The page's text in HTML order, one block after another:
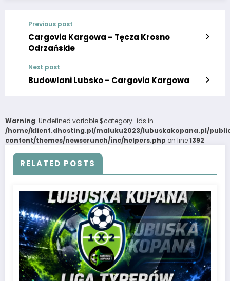
Previous post
Cargovia Kargowa – Tęcza Krosno
Odrzańskie
Next post
Budowlani Lubsko – Cargovia Kargowa
Warning: Undefined variable $category_ids in
/home/klient.dhosting.pl/maluku2023/lubuskakopana.pl/
content/themes/newscrunch/inc/helpers.php on line1392
RELATED POSTS